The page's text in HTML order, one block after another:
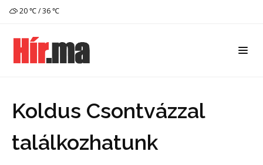
20 ℃ / 36 ℃
Koldus Csontvázzal
találkozhatunk